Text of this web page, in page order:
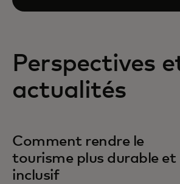
Perspectives
actualités
Comment rendre le
tourisme plus durable et
inclusif
s’ouvre dans un nouvel onglet